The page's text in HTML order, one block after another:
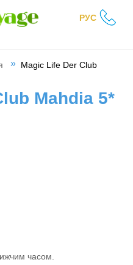
РУС
Magic Life Der Club
Mahdia 5*
часом.